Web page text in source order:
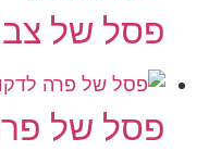
פסל של צב
פסל של